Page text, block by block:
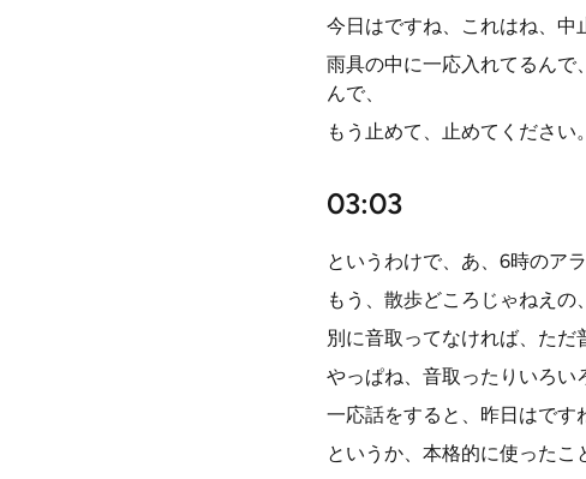
今日はですね、これはね、中
雨具の中に一応入れてるんで
んで、
もう止めて、止めてください
03:03
というわけで、あ、6時のア
もう、散歩どころじゃねえの
別に音取ってなければ、ただ
やっぱね、音取ったりいろい
一応話をすると、昨日はです
というか、本格的に使ったこ